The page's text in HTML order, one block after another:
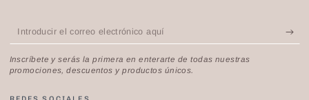
Introducir
correo
Inscríbete y serás la primera en enterarte de todas nuestras
promociones, descuentos y productos únicos.